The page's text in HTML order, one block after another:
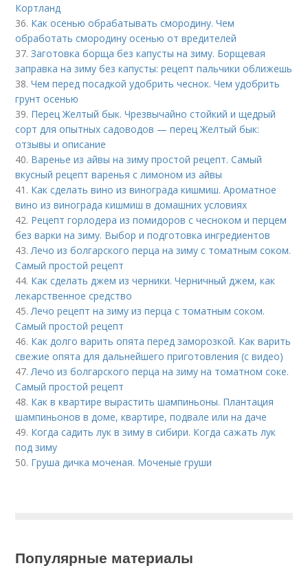
Кортланд
36. Как осенью обрабатывать смородину. Чем
обработать смородину осенью от вредителей
37.Заготовка борща без капусты на зиму. Борщевая
заправка на зиму без капусты: рецепт пальчики оближешь
38.Чем перед посадкой удобрить чеснок. Чем удобрить
грунт осенью
39. Перец Желтый бык. Чрезвычайно стойкий и щедрый
сорт для опытных садоводов — перец Желтый бык:
отзывы и описание
40. Варенье из айвы на зиму простой рецепт. Самый
вкусный рецепт варенья с лимоном из айвы
41. Как сделать вино из винограда кишмиш. Ароматное
вино из винограда кишмиш в домашних условиях
42. Рецепт горлодера из помидоров с чесноком и перцем
без варки на зиму. Выбор и подготовка ингредиентов
43. Лечо из болгарского перца на зиму с томатным соком.
Самый простой рецепт
44. Как сделать джем из черники. Черничный джем, как
лекарственное средство
45. Лечо рецепт на зиму из перца с томатным соком.
Самый простой рецепт
46. Как долго варить опята перед заморозкой. Как варить
свежие опята для дальнейшего приготовления (с видео)
47. Лечо из болгарского перца на зиму на томатном соке.
Самый простой рецепт
48. Как в квартире вырастить шампиньоны. Плантация
шампиньонов в доме, квартире, подвале или на даче
49. Когда садить лук в зиму в сибири. Когда сажать лук
под зиму
50. Груша дичка моченая. Моченые груши
Популярные материалы